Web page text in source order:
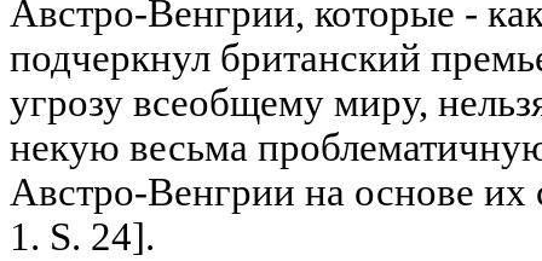
Австро-Венгрии, которые -
подчеркнул британский
угрозу всеобщему миру,
некую весьма
Австро-Венгрии на основе
1. S. 24].